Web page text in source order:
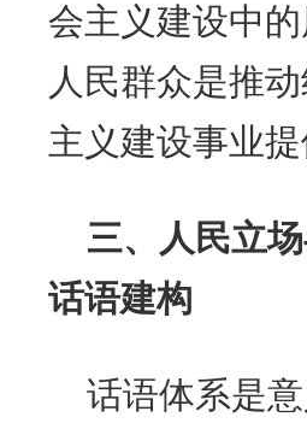
会主义建设中
人民群众是推
主义建设事业
三、人民立
话语建构
话语体系是